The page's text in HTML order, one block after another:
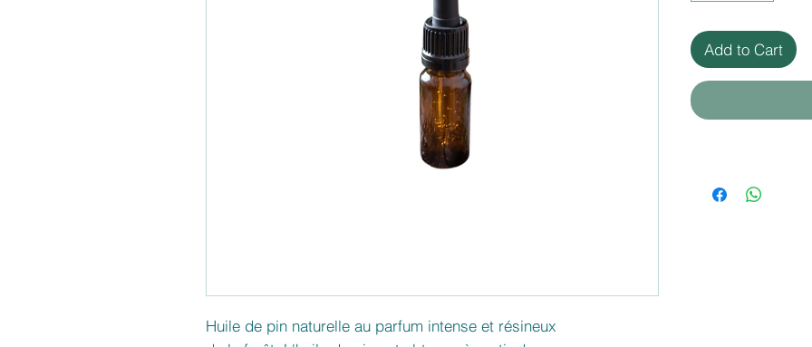
Huile de pin naturelle au parfum intense et résineux
Add to Cart